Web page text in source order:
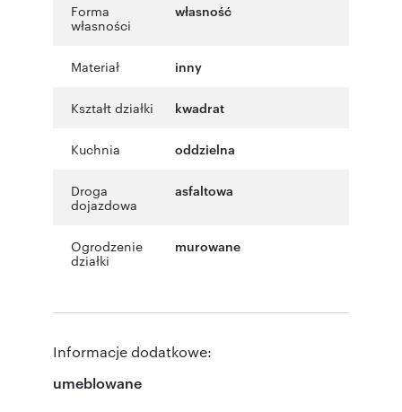
Forma
własności
własność
Materiał inny
Kształt działki kwadrat
Kuchnia oddzielna
Droga
dojazdowa
asfaltowa
Ogrodzenie
działki
murowane
Informacje dodatkowe:
umeblowane